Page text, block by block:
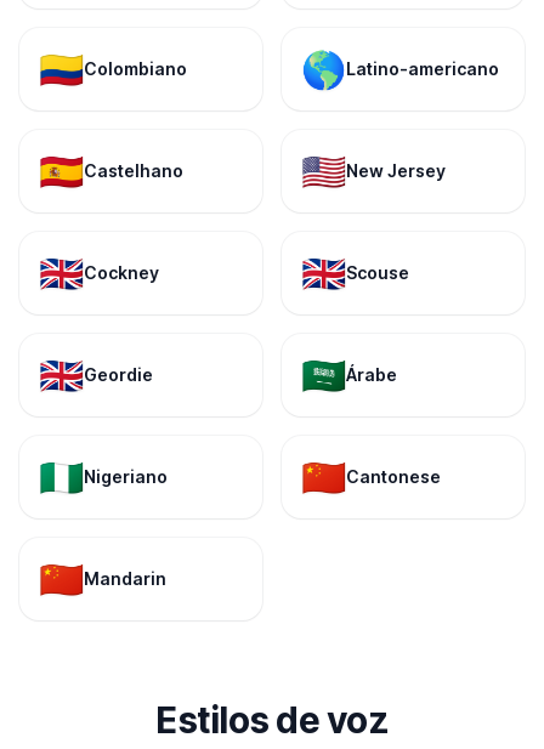
🇨🇴Colombiano 🌎Latino-americano
🇪🇸Castelhano 🇺🇸New Jersey
🇬🇧Cockney 🇬🇧Scouse
🇬🇧Geordie 🇸🇦Árabe
🇳🇬Nigeriano 🇨🇳Cantonese
🇨🇳Mandarin
Estilos de voz